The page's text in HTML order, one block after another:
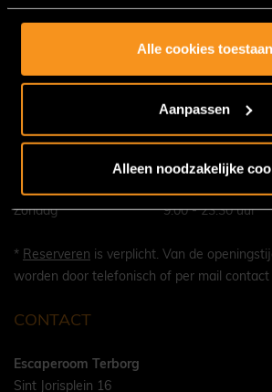
Alle cookies toestaan
Aanpassen
Alleen noodzakelijke
Maandag
18.00 - 22.00 uur
18.00 - 22.00 uur
Donderdag
18.00 - 22.00 uur
18.00 - 23.30 uur
Zaterdag
9.00 - 23.30 uur
Zondag
9.00 - 23.30 uur
* Reserveren is verplicht. Van de
worden door telefonisch of per mail contact
CONTACT
Escaperoom Terborg
Sint Jorisplein 16